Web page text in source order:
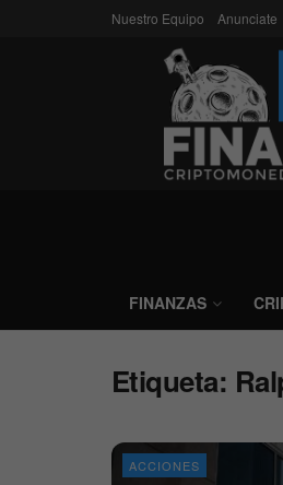
Nuestro Equipo Anunciate
FINANZAS
Etiqueta:
ACCIONES